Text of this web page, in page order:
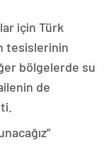
için Türk
tesislerinin
bölgelerde su
de